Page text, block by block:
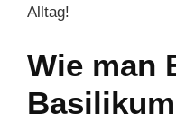
Alltag!
Wie man